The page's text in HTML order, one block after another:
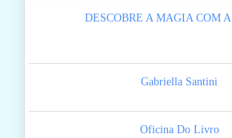
DESCOBRE A MAGIA COM
Gabriella Santini
Oficina Do Livro